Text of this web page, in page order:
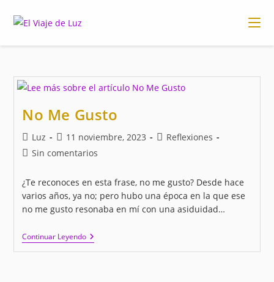
No Me Gusto
Autor
de
Luz
Publicación
de
11 noviembre, 2023
Categoría
Reflexiones
Comentarios
la
entrada:
Sin comentarios
¿Te reconoces en esta frase, no me gusto? Desde hace
varios años, ya no; pero hubo una época en la que ese
no me gusto resonaba en mí con una asiduidad…
Continuar LeyendoNo
Me
Gusto